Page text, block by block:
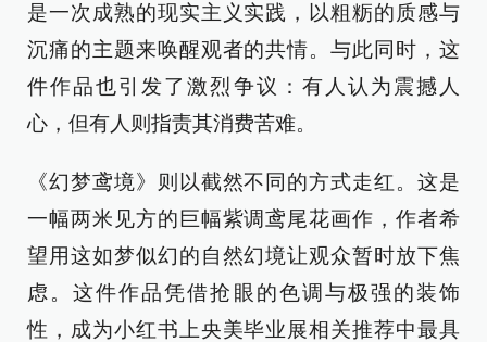
是一次成熟的现实主义实践，以粗粝的质感与
沉痛的主题来唤醒观者的共情。与此同时，这
件作品也引发了激烈争议：有人认为震撼人
心，但有人则指责其消费苦难。
《幻梦鸢境》则以截然不同的方式走红。这是
一幅两米见方的巨幅紫调鸢尾花画作，作者希
望用这如梦似幻的自然幻境让观众暂时放下焦
虑。这件作品凭借抢眼的色调与极强的装饰
性，成为小红书上央美毕业展相关推荐中最具